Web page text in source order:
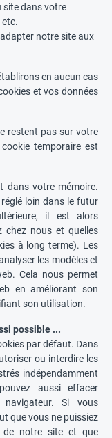
site dans votre
etc.
notre site aux
en aucun cas
et vos données
restent pas sur votre
temporaire est
dans votre mémoire.
loin dans le futur
il est alors
chez nous et quelles
à long terme). Les
les modèles et
Cela nous permet
en améliorant son
son utilisation.
possible ...
par défaut. Dans
ou interdire les
indépendamment
aussi effacer
Si vous
que vous ne puissiez
de notre site et que